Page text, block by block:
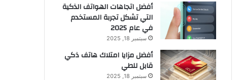
أفضل اتجاهات الهواتف الذكية
التي تشكل تجربة المستخدم
في عام 2025
سبتمبر 18, 2025
أفضل مزايا امتلاك هاتف ذكي
قابل للطي
سبتمبر 18, 2025